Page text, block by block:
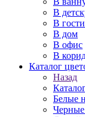
В
В
В дом
В офис
В
Каталог
Назад
Белые